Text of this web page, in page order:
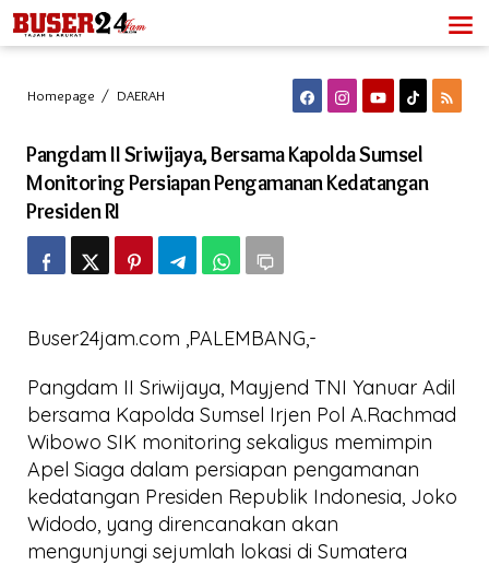
Lewati
ke
konten
Homepage / DAERAH
Bersama
Kapolda
Sumsel
Pengamanan
Kedatangan
Pangdam II Sriwijaya, Bersama Kapolda Sumsel
Monitoring Persiapan Pengamanan Kedatangan
Presiden RI
Buser24jam.com ,PALEMBANG,-
Pangdam II Sriwijaya, Mayjend TNI Yanuar Adil
bersama Kapolda Sumsel Irjen Pol A.Rachmad
Wibowo SIK monitoring sekaligus memimpin
Apel Siaga dalam persiapan pengamanan
kedatangan Presiden Republik Indonesia, Joko
Widodo, yang direncanakan akan
mengunjungi sejumlah lokasi di Sumatera